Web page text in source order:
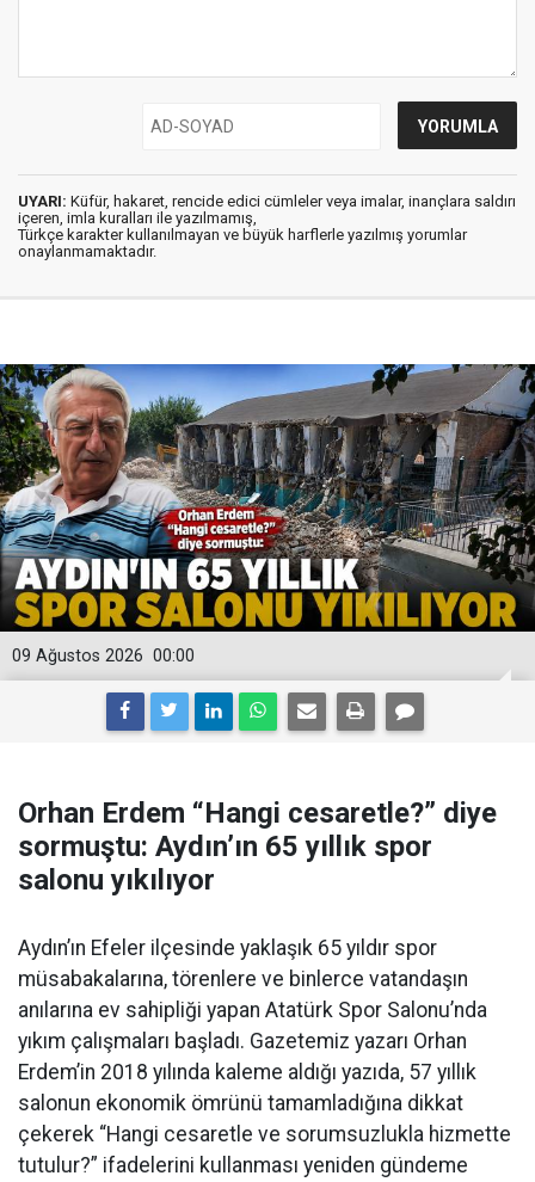
UYARI: Küfür, hakaret, rencide edici cümleler veya imalar, inançlara saldırı
içeren, imla kuralları ile yazılmamış,
Türkçe karakter kullanılmayan ve büyük harflerle yazılmış yorumlar
onaylanmamaktadır.
00:00
09 Ağustos 2026
Orhan Erdem “Hangi cesaretle?” diye
sormuştu: Aydın’ın 65 yıllık spor
salonu yıkılıyor
Aydın’ın Efeler ilçesinde yaklaşık 65 yıldır spor
müsabakalarına, törenlere ve binlerce vatandaşın
anılarına ev sahipliği yapan Atatürk Spor Salonu’nda
yıkım çalışmaları başladı. Gazetemiz yazarı Orhan
Erdem’in 2018 yılında kaleme aldığı yazıda, 57 yıllık
salonun ekonomik ömrünü tamamladığına dikkat
çekerek “Hangi cesaretle ve sorumsuzlukla hizmette
tutulur?” ifadelerini kullanması yeniden gündeme